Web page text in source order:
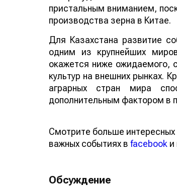
пристальным вниманием,
производства зерна в Китае.
Для Казахстана развитие
одним из крупнейших
окажется ниже ожидаемого,
культур на внешних рынках.
аграрных стран мира
дополнительным фактором в
Смотрите больше
важных событиях в facebook и
Обсуждение